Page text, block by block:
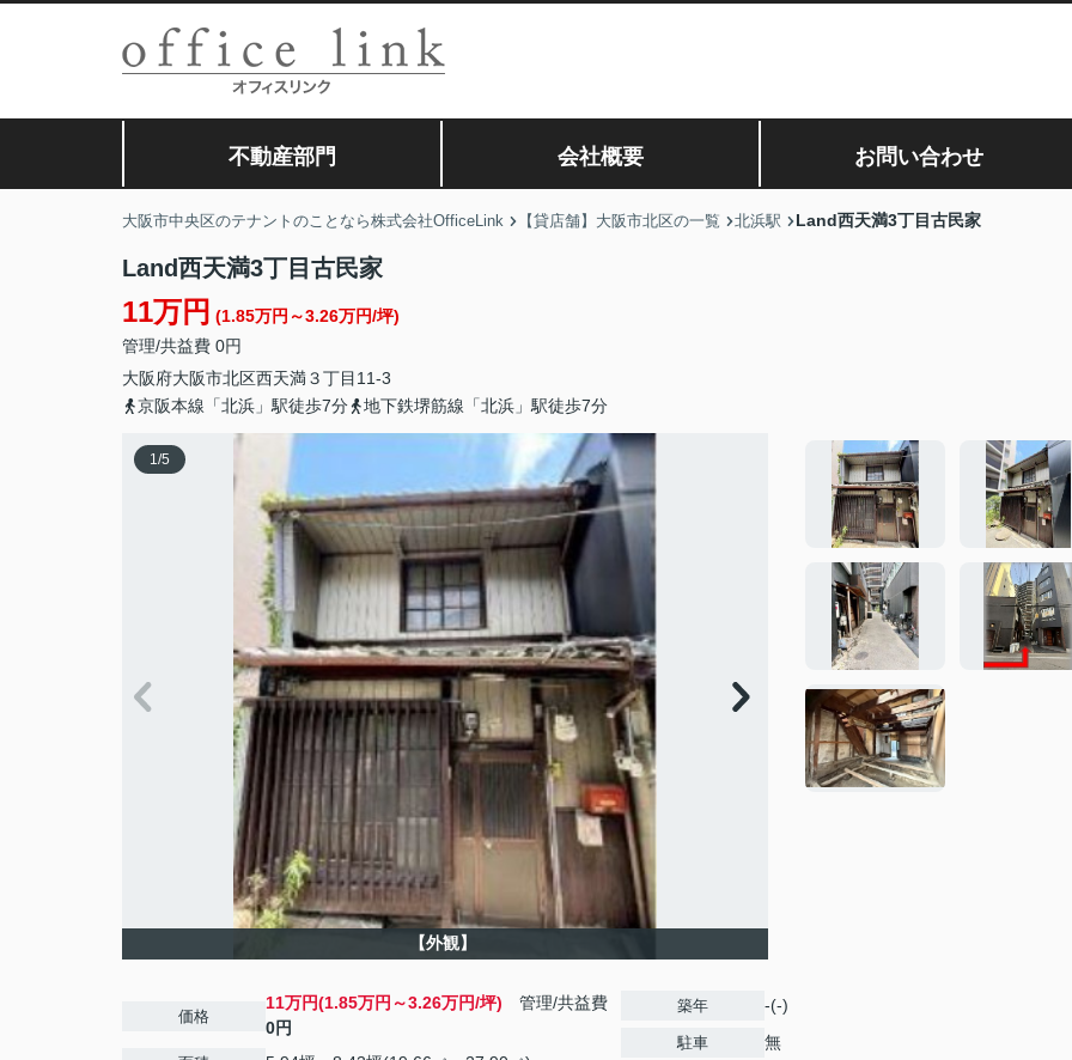
不動産部門 会社概要 お問い合わせ
大阪市中央区のテナントのことなら株式会社OfficeLink 【貸店舗】大阪市北区の一覧 北浜駅 Land西天満3丁目古民家
Land西天満3丁目古民家
11万円 (1.85万円～3.26万円/坪)
管理/共益費 0円
大阪府大阪市北区西天満３丁目11-3
京阪本線「北浜」駅徒歩7分
地下鉄堺筋線「北浜」駅徒歩7分
1/5
【外観】
価格
11万円(1.85万円～3.26万円/坪) 管理/共益費
0円
築年 -(-)
駐車 無